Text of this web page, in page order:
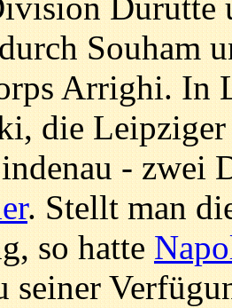
Durutte
Souham
Arrighi. In
die
- zwei
. Stellt man
so hatte
seiner